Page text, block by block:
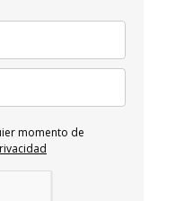
momento de